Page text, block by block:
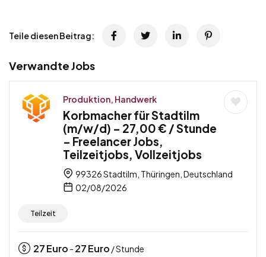
Teile diesen Beitrag:
Verwandte Jobs
Produktion, Handwerk
Korbmacher für Stadtilm
(m/w/d) – 27,00 € / Stunde
– Freelancer Jobs,
Teilzeitjobs, Vollzeitjobs
99326 Stadtilm, Thüringen, Deutschland
02/08/2026
Teilzeit
27Euro - 27Euro / Stunde